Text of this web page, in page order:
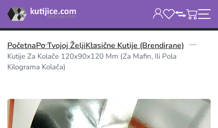
PočetnaPo Tvojoj ŽeljiKlasične Kutije (brendirane)
Kutije Za Kolače 120x90x120 Mm (za Mafin, Ili Pola
Kilograma Kolača)